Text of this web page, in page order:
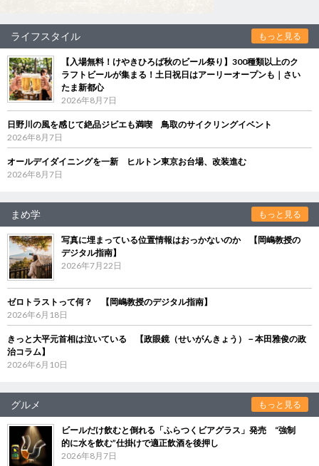
ライフスタイル もっと見る
【入場無料！けやきひろば秋のビール祭り】300種類以上のク
ラフトビールが集まる！土日祝日はアーリーオープンも｜さい
たま新都心
2026年8月7日
日野川の風を感じて絶品ジビエも満喫 鳥取のサイクリングイベント
2026年8月7日
オールデイダイニングを一新 ヒルトン東京お台場、改装進む
2026年8月7日
まめ学 もっと見る
写真に埋まっている位置情報はおっかないのか 【岡嶋教授の
デジタル指南】
2026年7月22日
ゼロトラストって何？ 【岡嶋教授のデジタル指南】
2026年6月18日
きっと大平元首相は泣いている 【政眼鏡（せいがんきょう）－本田雅俊の政
治コラム】
2026年6月10日
グルメ もっと見る
ビールだけ飲むと倒れる「ふらつくビアグラス」発売 “強制
的に水を飲む”仕掛けで適正飲酒を後押し
2026年8月7日